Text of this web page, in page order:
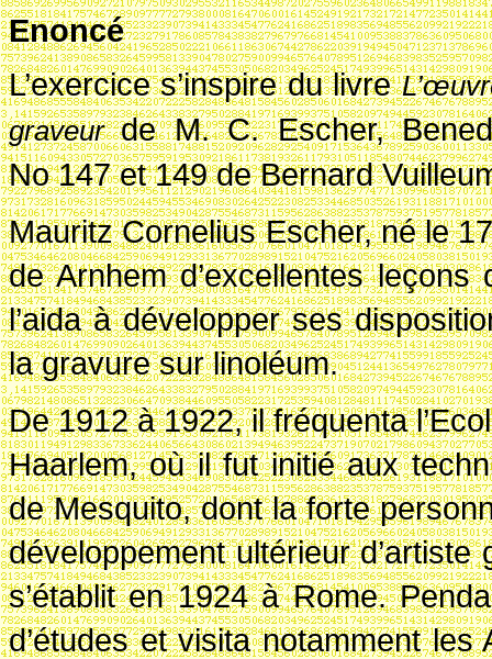
Enoncé
L’exercice s’inspire du livre
graveurde M. C. Escher,
No 147 et 149 de Bernard
Mauritz Cornelius Escher, né le
de Arnhem d’excellentes
l’aida à développer ses
la gravure sur linoléum.
De 1912 à 1922, il fréquenta
Haarlem, où il fut initié aux
de Mesquito, dont la forte
développement ultérieur
s’établit en 1924 à Rome.
d’études et visita notamment